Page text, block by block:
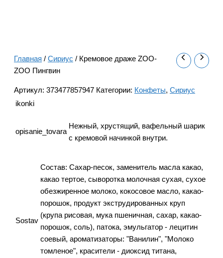
Главная / Сириус / Кремовое драже ZOO-
ZOO Пингвин
Артикул: 373477857947 Категории: Конфеты, Сириус
ikonki
opisanie_tovara
Нежный, хрустящий, вафельный шарик
с кремовой начинкой внутри.
Sostav
Состав: Сахар-песок, заменитель масла какао,
какао тертое, сыворотка молочная сухая, сухое
обезжиренное молоко, кокосовое масло, какао-
порошок, продукт экструдированных круп
(крупа рисовая, мука пшеничная, сахар, какао-
порошок, соль), патока, эмульгатор - лецитин
соевый, ароматизаторы: "Ванилин", "Молоко
томленое", красители - диоксид титана,